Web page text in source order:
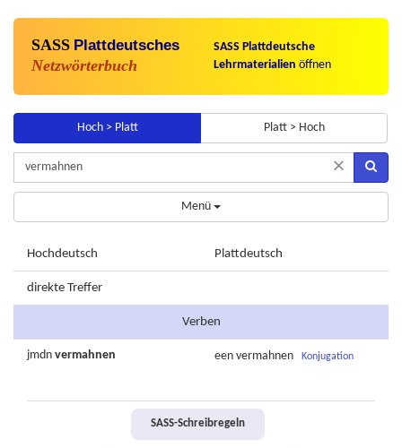
SASS Plattdeutsches
Netzwörterbuch
SASS Plattdeutsche
Lehrmaterialien öffnen
Hoch > Platt Platt > Hoch
×
Menü
Hochdeutsch Plattdeutsch
direkte Treffer
Verben
jmdn vermahnen een vermahnen Konjugation
SASS-Schreibregeln